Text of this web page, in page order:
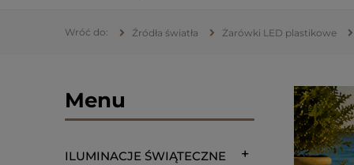
Źródła światła Żarówki LED plastikowe
Menu
ILUMINACJE ŚWIĄTECZNE